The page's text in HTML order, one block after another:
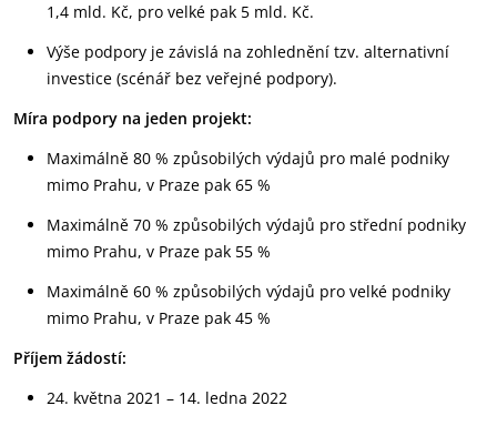
1,4 mld. Kč, pro velké pak 5 mld. Kč.
Výše podpory je závislá na zohlednění tzv. alternativní
investice (scénář bez veřejné podpory).
Míra podpory na jeden projekt:
Maximálně 80 % způsobilých výdajů pro malé podniky
mimo Prahu, v Praze pak 65 %
Maximálně 70 % způsobilých výdajů pro střední podniky
mimo Prahu, v Praze pak 55 %
Maximálně 60 % způsobilých výdajů pro velké podniky
mimo Prahu, v Praze pak 45 %
Příjem žádostí:
24. května 2021 – 14. ledna 2022